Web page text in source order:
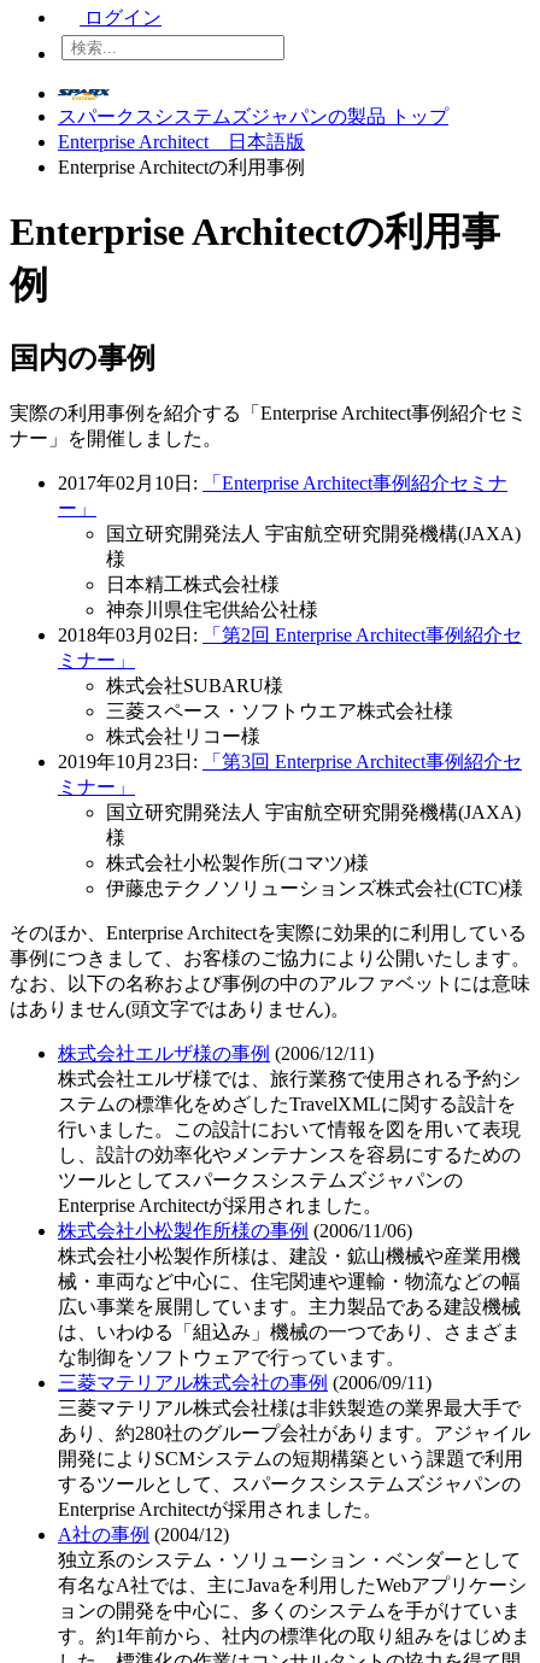
ログイン
スパークスシステムズジャパンの製品 トップ
Enterprise Architect 日本語版
Enterprise Architectの利用事例
Enterprise Architectの利用事
例
国内の事例
実際の利用事例を紹介する「Enterprise Architect事例紹介セミ
ナー」を開催しました。
2017年02月10日:
「Enterprise Architect事例紹介セミナ
ー」
国立研究開発法人 宇宙航空研究開発機構(JAXA)
様
日本精工株式会社様
神奈川県住宅供給公社様
2018年03月02日:
「第2回 Enterprise Architect事例紹介セ
ミナー」
株式会社SUBARU様
三菱スペース・ソフトウエア株式会社様
株式会社リコー様
2019年10月23日:
「第3回 Enterprise Architect事例紹介セ
ミナー」
国立研究開発法人 宇宙航空研究開発機構(JAXA)
様
株式会社小松製作所(コマツ)様
伊藤忠テクノソリューションズ株式会社(CTC)様
そのほか、Enterprise Architectを実際に効果的に利用している
事例につきまして、お客様のご協力により公開いたします。
なお、以下の名称および事例の中のアルファベットには意味
はありません(頭文字ではありません)。
株式会社エルザ様の事例 (2006/12/11)
株式会社エルザ様では、旅行業務で使用される予約シ
ステムの標準化をめざしたTravelXMLに関する設計を
行いました。この設計において情報を図を用いて表現
し、設計の効率化やメンテナンスを容易にするための
ツールとしてスパークスシステムズジャパンの
Enterprise Architectが採用されました。
株式会社小松製作所様の事例 (2006/11/06)
株式会社小松製作所様は、建設・鉱山機械や産業用機
械・車両など中心に、住宅関連や運輸・物流などの幅
広い事業を展開しています。主力製品である建設機械
は、いわゆる「組込み」機械の一つであり、さまざま
な制御をソフトウェアで行っています。
三菱マテリアル株式会社の事例 (2006/09/11)
三菱マテリアル株式会社様は非鉄製造の業界最大手で
あり、約280社のグループ会社があります。アジャイル
開発によりSCMシステムの短期構築という課題で利用
するツールとして、スパークスシステムズジャパンの
Enterprise Architectが採用されました。
A社の事例 (2004/12)
独立系のシステム・ソリューション・ベンダーとして
有名なA社では、主にJavaを利用したWebアプリケーシ
ョンの開発を中心に、多くのシステムを手がけていま
す。約1年前から、社内の標準化の取り組みをはじめま